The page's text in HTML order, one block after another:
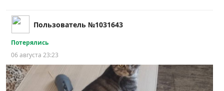
Пользователь №1031643
Потерялись
06 августа 23:23